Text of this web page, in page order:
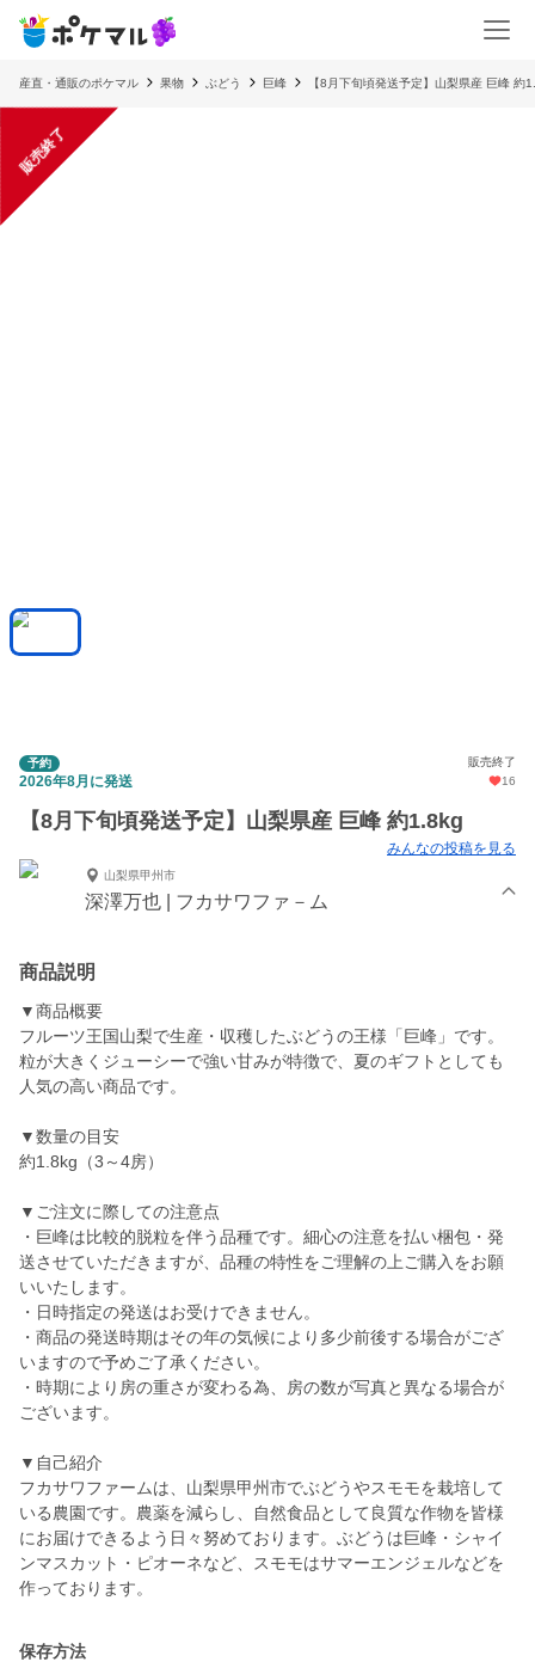
産直・通販のポケマル 果物 ぶどう 巨峰 【8月下旬頃発送予定】山梨県産 巨峰 約
販売終了
予約 販売終了
2026年8月に発送 16
【8月下旬頃発送予定】山梨県産 巨峰 約1.8kg
みんなの投稿を見る
山梨県甲州市
深澤万也 | フカサワファ－ム
商品説明
▼商品概要
フルーツ王国山梨で生産・収穫したぶどうの王様「巨峰」です。
粒が大きくジューシーで強い甘みが特徴で、夏のギフトとしても
人気の高い商品です。
▼数量の目安
約1.8kg（3～4房）
▼ご注文に際しての注意点
・巨峰は比較的脱粒を伴う品種です。細心の注意を払い梱包・発
送させていただきますが、品種の特性をご理解の上ご購入をお願
いいたします。
・日時指定の発送はお受けできません。
・商品の発送時期はその年の気候により多少前後する場合がござ
いますので予めご了承ください。
・時期により房の重さが変わる為、房の数が写真と異なる場合が
ございます。
▼自己紹介
フカサワファームは、山梨県甲州市でぶどうやスモモを栽培して
いる農園です。農薬を減らし、自然食品として良質な作物を皆様
にお届けできるよう日々努めております。ぶどうは巨峰・シャイ
ンマスカット・ピオーネなど、スモモはサマーエンジェルなどを
作っております。
保存方法